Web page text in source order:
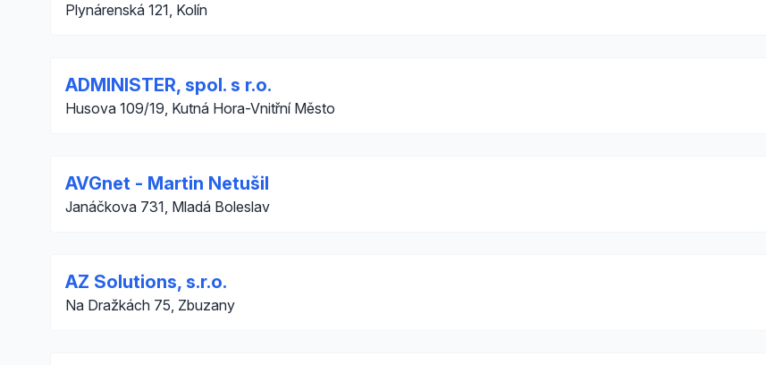
Plynárenská 121, Kolín
ADMINISTER, spol. s r.o.
Husova 109/19, Kutná Hora-Vnitřní Město
AVGnet - Martin Netušil
Janáčkova 731, Mladá Boleslav
AZ Solutions, s.r.o.
Na Dražkách 75, Zbuzany